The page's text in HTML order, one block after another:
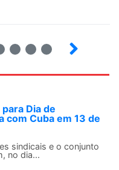
Dia de
com Cuba em 13 de
sindicais e o conjunto
no dia...